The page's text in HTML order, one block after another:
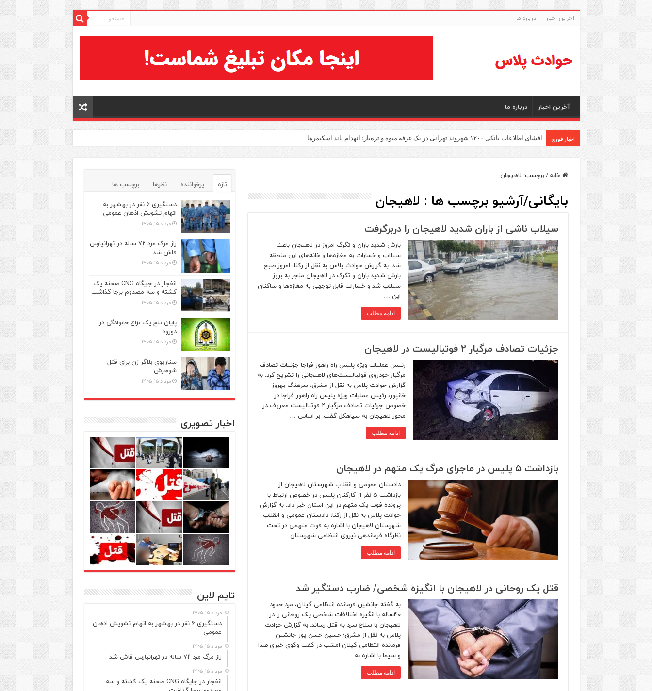
آخرین اخبار درباره ما
آخرین اخبار درباره ما
اخبار فوری افشای اطلاعات بانکی ۱۲۰۰ شهروند تهرانی در یک غرفه میوه و تره‌بار؛ انهدام باند اسکیمرها
خانه /برچسب: لاهیجان
بایگانی/آرشیو برچسب ها : لاهیجان
سیلاب ناشی از باران شدید لاهیجان را دربرگرفت
بارش شدید باران و تگرگ امروز در لاهیجان باعث
سیلاب و خسارات به مغازه‌ها و خانه‌های این منطقه
شد. به گزارش حوادث پلاس به نقل از رکنا، امروز صبح
بارش شدید باران و تگرگ در لاهیجان منجر به بروز
سیلاب شد و خسارات قابل توجهی به مغازه‌ها و ساکنان
این …
ادامه مطلب
جزئیات تصادف مرگبار ۲ فوتبالیست‌ در لاهیجان
رئیس عملیات ویژه پلیس راه راهور فراجا جزئیات تصادف
مرگبار خودروی فوتبالیست‌های لاهیجانی را تشریح کرد. به
گزارش حوادث پلاس به نقل از مشرق، سرهنگ بهروز
خانپور، رئیس عملیات ویژه پلیس راه راهور فراجا در
خصوص جزئیات تصادف مرگبار ۲ فوتبالیست معروف در
محور لاهیجان به سیاهکل گفت: بر اساس …
ادامه مطلب
بازداشت ۵ پلیس در ماجرای مرگ یک متهم در لاهیجان
دادستان عمومی و انقلاب شهرستان لاهیجان از
بازداشت ۵ نفر از کارکنان پلیس در خصوص ارتباط با
پرونده فوت یک متهم در این استان خبر داد. به گزارش
حوادث پلاس به نقل از رکنا؛ دادستان عمومی و انقلاب
شهرستان لاهیجان با اشاره به فوت متهمی در تحت
نظرگاه فرماندهی نیروی انتظامی شهرستان …
ادامه مطلب
قتل یک روحانی در لاهیجان با انگیزه شخصی/ ضارب دستگیر شد
به گفته جانشین فرمانده انتظامی گیلان، مرد حدود
۴۰ساله با انگیزه اختلافات شخصی یک روحانی را در
لاهیجان با سلاح سرد به قتل رساند. به گزارش حوادث
پلاس به نقل از مشرق؛ حسین حسن پور جانشین
فرمانده انتظامی گیلان امشب در گفت وگوی خبری صدا
و سیما با اشاره به …
ادامه مطلب
تازه پرخواننده نظرها
برچسب ها
دستگیری ۶ نفر در بهشهر به
اتهام تشویش اذهان عمومی
مرداد ۱۵, ۱۴۰۵
راز مرگ مرد ۷۲ ساله در تهرانپارس
فاش شد
مرداد ۱۵, ۱۴۰۵
انفجار در جایگاه CNG صحنه یک
کشته و سه مصدوم برجا گذاشت
مرداد ۱۵, ۱۴۰۵
پایان تلخ یک نزاع خانوادگی در
دورود
مرداد ۱۵, ۱۴۰۵
سناریوی بلاگر زن برای قتل
شوهرش
مرداد ۱۵, ۱۴۰۵
اخبار تصویری
تایم لاین
مرداد ۱۵, ۱۴۰۵
دستگیری ۶ نفر در بهشهر به اتهام تشویش اذهان
عمومی
مرداد ۱۵, ۱۴۰۵
راز مرگ مرد ۷۲ ساله در تهرانپارس فاش شد
مرداد ۱۵, ۱۴۰۵
انفجار در جایگاه CNG صحنه یک کشته و سه